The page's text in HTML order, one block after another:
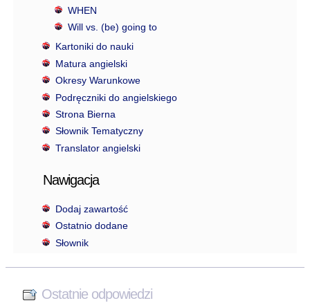
WHEN
Will vs. (be) going to
Kartoniki do nauki
Matura angielski
Okresy Warunkowe
Podręczniki do angielskiego
Strona Bierna
Słownik Tematyczny
Translator angielski
Nawigacja
Dodaj zawartość
Ostatnio dodane
Słownik
Ostatnie odpowiedzi